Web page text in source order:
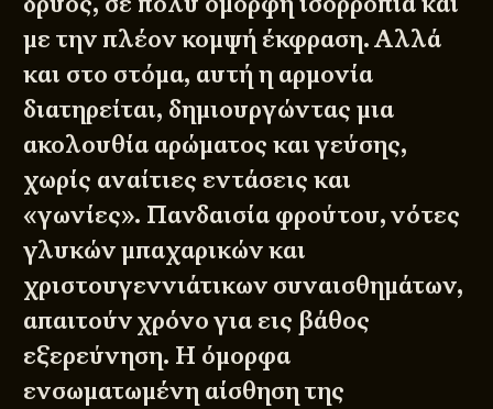
με την πλέον κομψή έκφραση. Αλλά
και στο στόμα, αυτή η αρμονία
διατηρείται, δημιουργώντας μια
ακολουθία αρώματος και γεύσης,
χωρίς αναίτιες εντάσεις και
«γωνίες». Πανδαισία φρούτου, νότες
γλυκών μπαχαρικών και
χριστουγεννιάτικων συναισθημάτων,
απαιτούν χρόνο για εις βάθος
εξερεύνηση. Η όμορφα
ενσωματωμένη αίσθηση της